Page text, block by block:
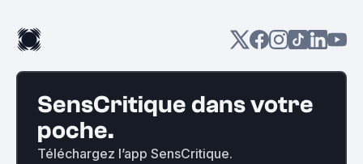
SensCritique dans votre
poche.
Téléchargez l’app SensCritique.